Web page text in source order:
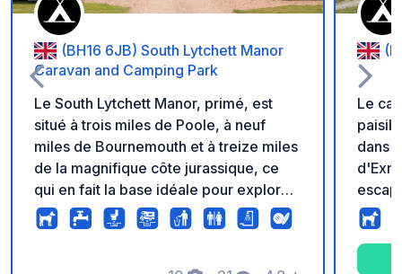
(BH16 6JB) South Lytchett Manor
Caravan and Camping Park
Le South Lytchett Manor, primé, est
situé à trois miles de Poole, à neuf
miles de Bournemouth et à treize miles
de la magnifique côte jurassique, ce
qui en fait la base idéale pour explorer
les sites de beauté locaux, les
superbes plages, les lieux d'intérêt
Le
dans
et
20